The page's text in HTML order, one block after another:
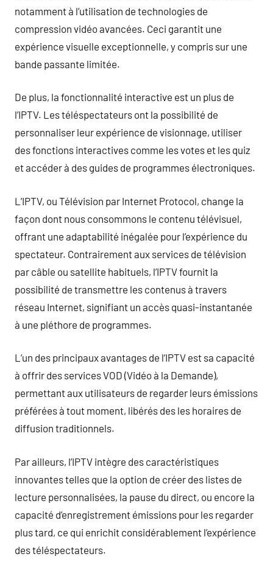
notamment à l’utilisation de technologies de
compression vidéo avancées. Ceci garantit une
expérience visuelle exceptionnelle, y compris sur une
bande passante limitée.
De plus, la fonctionnalité interactive est un plus de
l’IPTV. Les téléspectateurs ont la possibilité de
personnaliser leur expérience de visionnage, utiliser
des fonctions interactives comme les votes et les quiz
et accéder à des guides de programmes électroniques.
L’IPTV, ou Télévision par Internet Protocol, change la
façon dont nous consommons le contenu télévisuel,
offrant une adaptabilité inégalée pour l’expérience du
spectateur. Contrairement aux services de télévision
par câble ou satellite habituels, l’IPTV fournit la
possibilité de transmettre les contenus à travers
réseau Internet, signifiant un accès quasi-instantanée
à une pléthore de programmes.
L’un des principaux avantages de l’IPTV est sa capacité
à offrir des services VOD (Vidéo à la Demande),
permettant aux utilisateurs de regarder leurs émissions
préférées à tout moment, libérés des les horaires de
diffusion traditionnels.
Par ailleurs, l’IPTV intègre des caractéristiques
innovantes telles que la option de créer des listes de
lecture personnalisées, la pause du direct, ou encore la
capacité d’enregistrement émissions pour les regarder
plus tard, ce qui enrichit considérablement l’expérience
des téléspectateurs.